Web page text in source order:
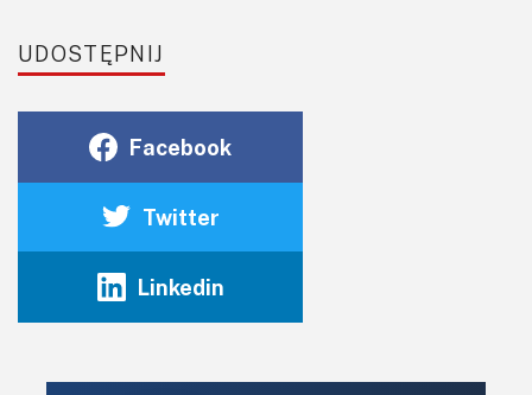
UDOSTĘPNIJ
Facebook
Twitter
Linkedin